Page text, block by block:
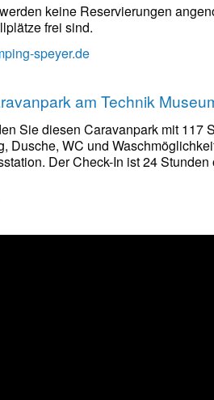
keine Reservierungen
frei sind.
speyer.de
am Technik
Sie diesen Caravanpark mit 117
Dusche, WC und
Der Check-In ist 24